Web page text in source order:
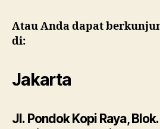
Atau Anda dapat
di:
Jakarta
Jl. Pondok Kopi Raya,